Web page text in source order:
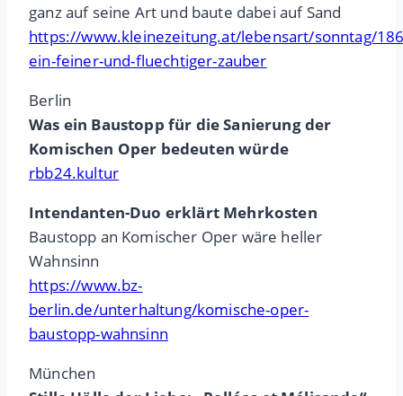
ganz auf seine Art und baute dabei auf Sand
https://www.kleinezeitung.at/lebensart/sonntag/
ein-feiner-und-fluechtiger-zauber
Berlin
Was ein Baustopp für die Sanierung der
Komischen Oper bedeuten würde
rbb24.kultur
Intendanten-Duo erklärt Mehrkosten
Baustopp an Komischer Oper wäre heller
Wahnsinn
https://www.bz-
berlin.de/unterhaltung/komische-oper-
baustopp-wahnsinn
München